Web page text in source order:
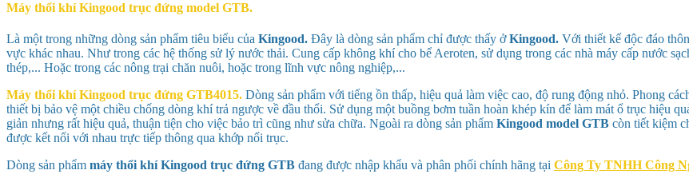
Máy thổi khí Kingood trục đứng model GTB.
Là một trong những dòng sản phẩm tiêu biểu của Kingood. Đây là dòng sản phẩm chỉ được thấy ởKingood. Với thiết kế độc đáo
vực khác nhau. Như trong các hệ thống sử lý nước thải. Cung cấp không khí cho bể Aeroten, sử dụng trong các nhà máy cấp nước
thép,... Hoặc trong các nông trại chăn nuôi, hoặc trong lĩnh vực nông nghiệp,...
Máy thổi khí Kingood trục đứng GTB4015. Dòng sản phẩm với tiếng ồn thấp, hiệu quả làm việc cao, độ rung động nhỏ. Phong
thiết bị bảo vệ một chiều chống dòng khí trả ngược về đầu thổi. Sử dụng một buồng bơm tuần hoàn khép kín để làm mát ổ trục hiệu
giản nhưng rất hiệu quả, thuận tiện cho việc bảo trì cũng như sửa chữa. Ngoài ra dòng sản phẩm Kingood model GTB còn tiết kiệm
được kết nối với nhau trực tiếp thông qua khớp nối trục.
Dòng sản phẩm máy thổi khí Kingood trục đứng GTB đang được nhập khẩu và phân phối chính hãng tại Công Ty TNHH Công